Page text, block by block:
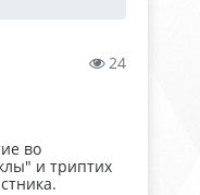
24
во
и триптих